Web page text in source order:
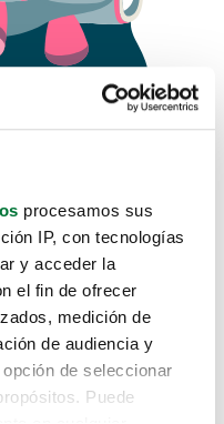
procesamos sus
IP, con tecnologías
y acceder la
el fin de ofrecer
medición de
de audiencia y
de seleccionar
Puede
como
aquí.
que estás
enlaces: